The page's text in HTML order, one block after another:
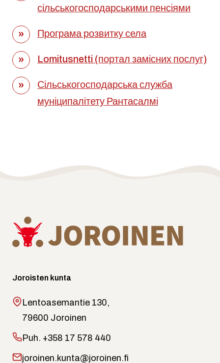
сільськогосподарськими пенсіями
Програма розвитку села
Lomitusnetti (портал замісних послуг)
Сільськогосподарська служба
муніципалітету Рантасалмі
Joroisten kunta
Lentoasemantie 130,
79600 Joroinen
Puh. +358 17 578 440
joroinen.kunta@joroinen.fi